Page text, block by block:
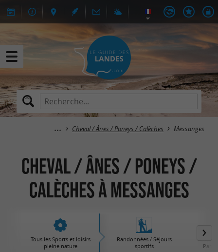
Cheval / Ânes / Poneys / Calèches Messanges
Cheval / Ânes / Poneys /
Calèches à Messanges
Tous les Sports et loisirs
pleine nature
Randonnées / Séjours
sportifs
Parcs